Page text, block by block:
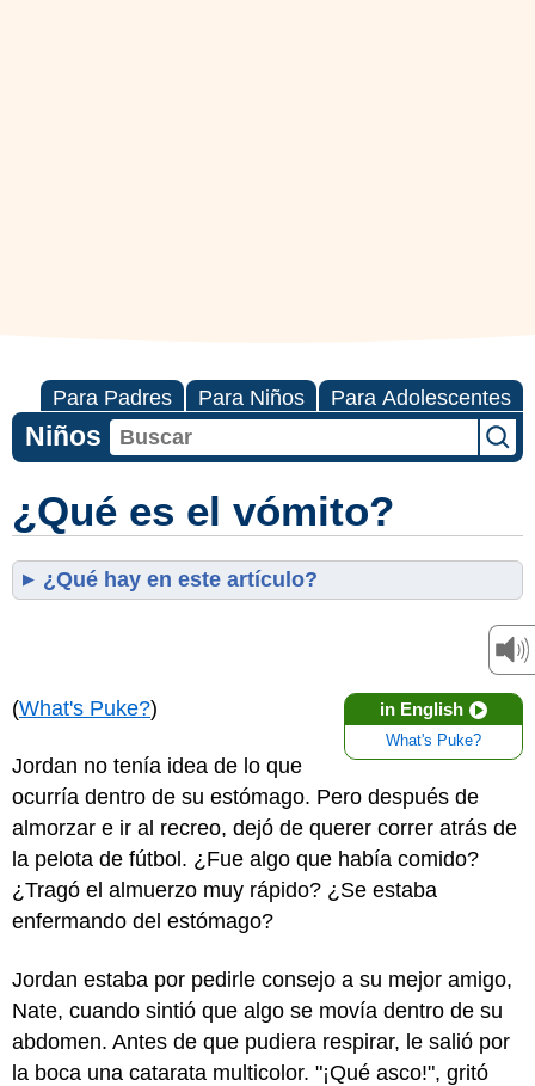
Para Padres Para Niños Para Adolescentes
Niños
¿Qué es el vómito?
¿Qué hay en este artículo?
in English
What's Puke?
(What's Puke?)
Jordan no tenía idea de lo que
ocurría dentro de su estómago. Pero después de
almorzar e ir al recreo, dejó de querer correr atrás de
la pelota de fútbol. ¿Fue algo que había comido?
¿Tragó el almuerzo muy rápido? ¿Se estaba
enfermando del estómago?
Jordan estaba por pedirle consejo a su mejor amigo,
Nate, cuando sintió que algo se movía dentro de su
abdomen. Antes de que pudiera respirar, le salió por
la boca una catarata multicolor. "¡Qué asco!", gritó